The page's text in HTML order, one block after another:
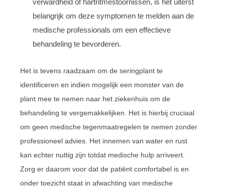
belangrijk om deze symptomen te melden aan de
medische professionals om een effectieve
behandeling te bevorderen.
Het is tevens raadzaam om de seringplant te
identificeren en indien mogelijk een monster van de
plant mee te nemen naar het ziekenhuis om de
behandeling te vergemakkelijken. Het is hierbij cruciaal
om geen medische tegenmaatregelen te nemen zonder
professioneel advies. Het innemen van water en rust
kan echter nuttig zijn totdat medische hulp arriveert.
Zorg er daarom voor dat de patiënt comfortabel is en
onder toezicht staat in afwachting van medische